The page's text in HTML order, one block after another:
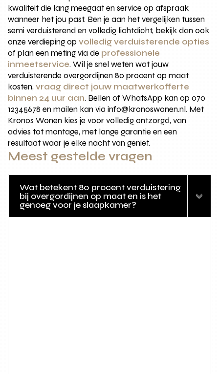
kwaliteit die lang meegaat en service op afspraak
wanneer het jou past. Ben je aan het vergelijken tussen
semi verduisterend en volledig lichtdicht, bekijk dan ook
onze verdieping opvolledig verduisterende opties
of plan een meting via de professionele
inmeetservice. Wil je snel weten wat jouw
verduisterende overgordijnen 80 procent op maat
kosten,vraag direct jouw maatwerkofferte
binnen 24 uur aan. Bellen of WhatsApp kan op 070
12345678 en mailen kan via info@kronoswonen.nl. Met
Kronos Wonen kies je voor volledig ontzorgd, van
advies tot montage, met lange garantie en een
resultaat waar je elke nacht van geniet.
Meest gestelde vragen
Wat betekent 80 procent verduistering
bij overgordijnen op maat en is het
genoeg voor je slaapkamer?